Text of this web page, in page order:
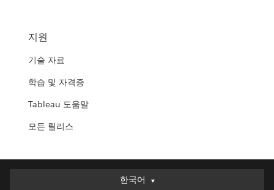
지원
기술 자료
학습 및 자격증
Tableau 도움말
모든 릴리스
한국어
한국어